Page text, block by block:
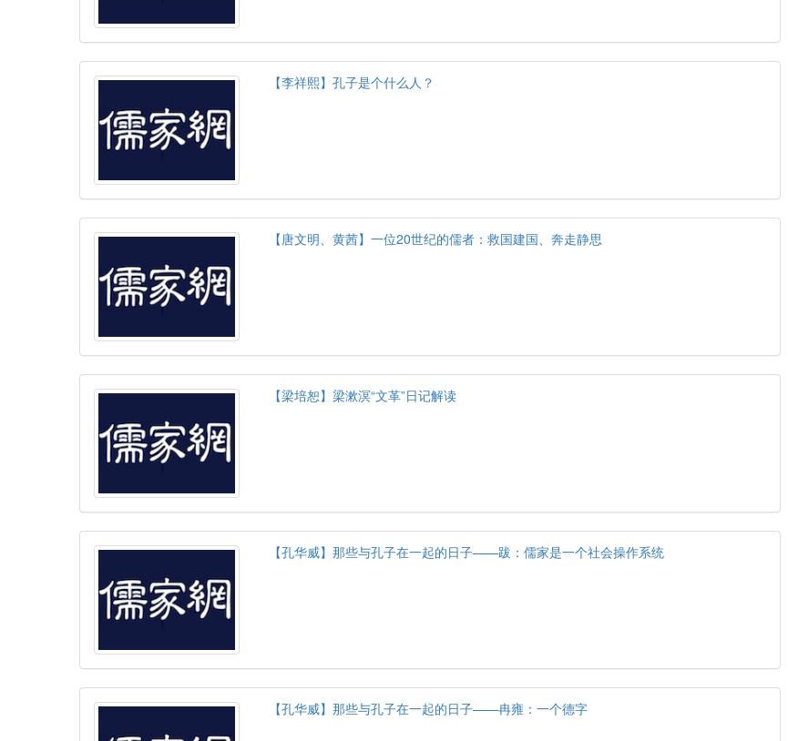
【李祥熙】孔子是个什么人？
【唐文明、黄茜】一位20世纪的儒者：救国建国、奔走静思
【梁培恕】梁漱溟“文革”日记解读
【孔华威】那些与孔子在一起的日子——跋：儒家是一个社会操作系统
【孔华威】那些与孔子在一起的日子——冉雍：一个德字